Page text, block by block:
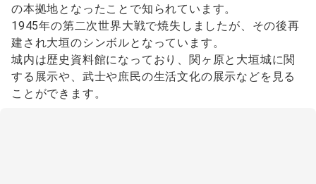
の本拠地となったことで知られています。
1945年の第二次世界大戦で焼失しましたが、その後再
建され大垣のシンボルとなっています。
城内は歴史資料館になっており、関ヶ原と大垣城に関
する展示や、武士や庶民の生活文化の展示などを見る
ことができます。